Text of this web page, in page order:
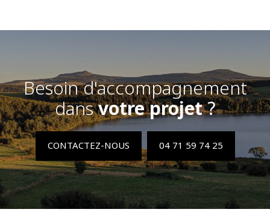
Besoin d'accompagnement
dansvotre projet?
CONTACTEZ-NOUS 04 71 59 74 25